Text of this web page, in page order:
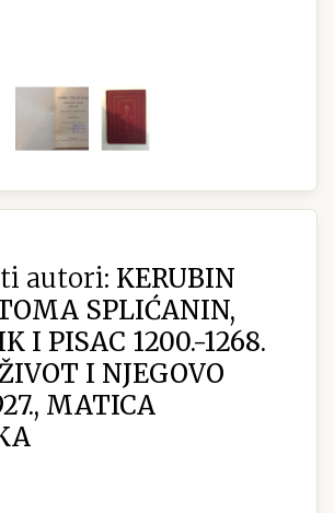
autori: KERUBIN
SPLIĆANIN,
I PISAC 1200.-1268.
I NJEGOVO
MATICA